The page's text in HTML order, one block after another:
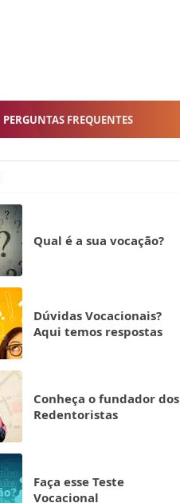
PERGUNTAS FREQUENTES
Qual é a sua vocação?
Dúvidas Vocacionais?
Aqui temos respostas
Conheça o fundador dos
Redentoristas
Faça esse Teste
Vocacional